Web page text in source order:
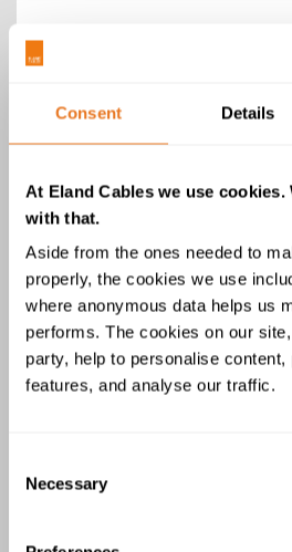
Consent Details
At Eland Cables we use cookies.
with that.
Aside from the ones needed to
properly, the cookies we use
where anonymous data helps us
performs. The cookies on our
party, help to personalise
features, and analyse our traffic.
Selection
Necessary
64/110kV (123kV) 2XS(F)2Y,